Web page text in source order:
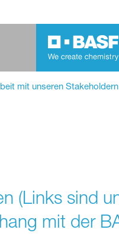
mit unseren Stakeholdern
(Links sind
mit der